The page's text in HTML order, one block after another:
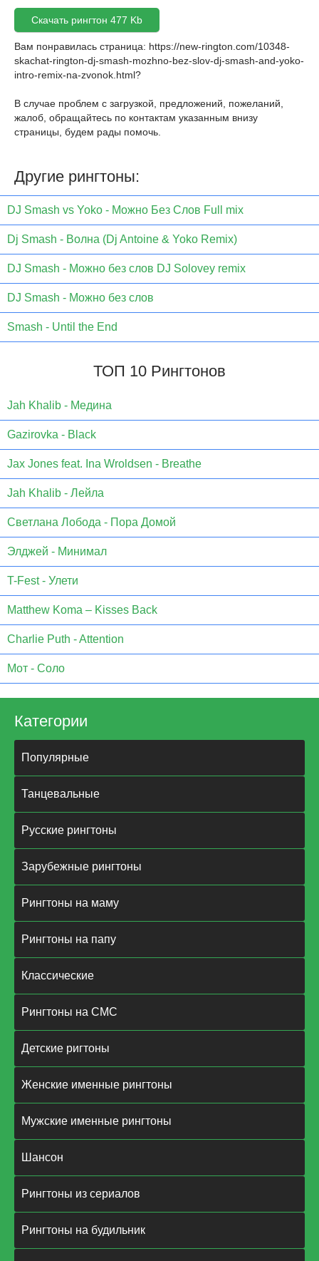
Скачать рингтон 477 Kb
Вам понравилась страница: https://new-rington.com/10348-
skachat-rington-dj-smash-mozhno-bez-slov-dj-smash-and-yoko-
intro-remix-na-zvonok.html?
В случае проблем с загрузкой, предложений, пожеланий,
жалоб, обращайтесь по контактам указанным внизу
страницы, будем рады помочь.
Другие рингтоны:
DJ Smash vs Yoko - Можно Без Слов Full mix
Dj Smash - Волна (Dj Antoine & Yoko Remix)
DJ Smash - Можно без слов DJ Solovey remix
DJ Smash - Можно без слов
Smash - Until the End
ТОП 10 Рингтонов
Jаh Khаlib - Медина
Gazirovka - Black
Jax Jones feat. Ina Wroldsen - Breathe
Jah Khalib - Лейла
Светлана Лобода - Пора Домой
Элджей - Минимал
T-Fest - Улети
Matthew Koma – Kisses Back
Charlie Puth - Attention
Мот - Соло
Категории
Популярные
Танцевальные
Русские рингтоны
Зарубежные рингтоны
Рингтоны на маму
Рингтоны на папу
Классические
Рингтоны на СМС
Детские ригтоны
Женские именные рингтоны
Мужские именные рингтоны
Шансон
Рингтоны из сериалов
Рингтоны на будильник